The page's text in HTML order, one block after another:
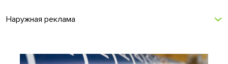
Наружная реклама